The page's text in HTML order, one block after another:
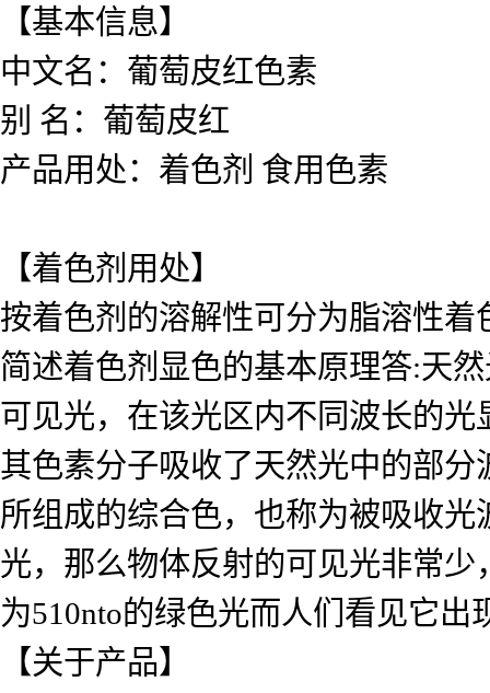
【基本信息】
中文名：葡萄皮红色素
别 名：葡萄皮红
产品用处：着色剂 食用色素
【着色剂用处】
按着色剂的溶解性可分为脂溶性
简述着色剂显色的基本原理答:天
可见光，在该光区内不同波长的
其色素分子吸收了天然光中的部
所组成的综合色，也称为被吸收
光，那么物体反射的可见光非常
为510nto的绿色光而人们看见它
【关于产品】